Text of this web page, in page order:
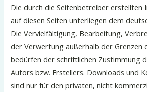
Die durch die Seitenbetreiber erstellten
auf diesen Seiten unterliegen dem
Die Vervielfältigung, Bearbeitung,
der Verwertung außerhalb der Grenzen
bedürfen der schriftlichen Zustimmung
Autors bzw. Erstellers. Downloads und
sind nur für den privaten, nicht